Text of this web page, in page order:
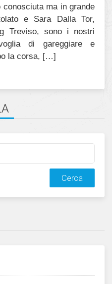
conosciuta ma in grande
e Sara Dalla Tor,
Treviso, sono i nostri
di gareggiare e
la corsa, […]